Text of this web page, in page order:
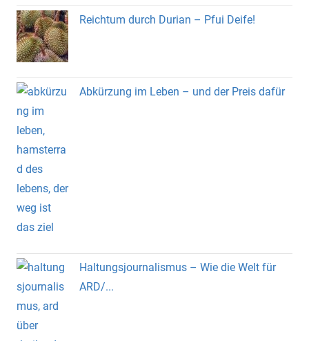
Reichtum durch Durian – Pfui Deife!
Abkürzung im Leben – und der Preis dafür
Haltungsjournalismus – Wie die Welt für
ARD/...